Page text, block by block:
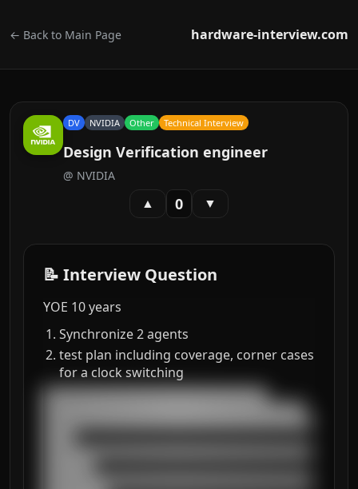
← Back to Main Page hardware-interview.com
DV NVIDIA Other Technical Interview
Design Verification engineer
@ NVIDIA
▲ 0 ▼
📝 Interview Question
YOE 10 years
Synchronize 2 agents
test plan including coverage, corner cases
for a clock switching
███████████████████████████████████
█████████████████████████████████████████
██████████████████████████████████████████